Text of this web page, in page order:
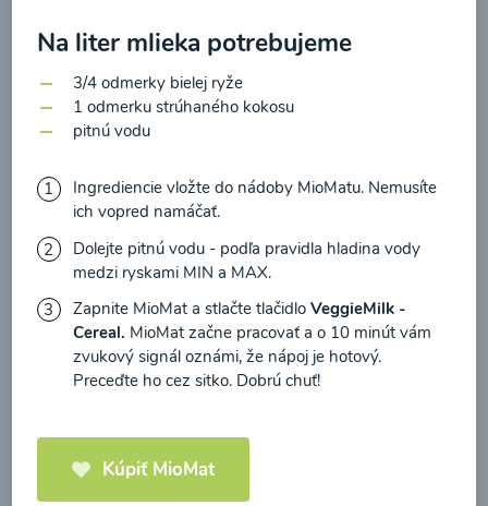
Brokolicové cappuccino
Načítať ďalšie
Kaše
Na liter mlieka potrebujeme
3/4 odmerky bielej ryže
1 odmerku strúhaného kokosu
pitnú vodu
Ingrediencie vložte do nádoby MioMatu. Nemusíte
ich vopred namáčať.
Dolejte pitnú vodu - podľa pravidla hladina vody
medzi ryskami MIN a MAX.
Zapnite MioMat a stlačte tlačidloVeggieMilk -
Cereal. MioMat začne pracovať a o 10 minút vám
zvukový signál oznámi, že nápoj je hotový.
Preceďte ho cez sitko. Dobrú chuť!
Kúpiť MioMat
prečítal(a)informácie o Ochrane osobných
a súhlasím s nimi.